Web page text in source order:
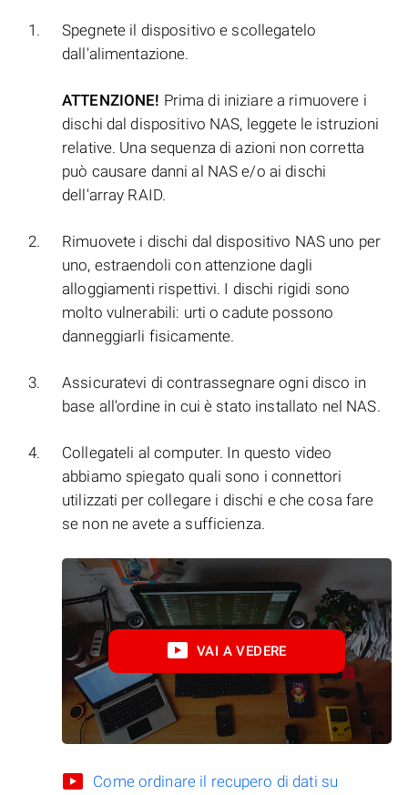
Spegnete il dispositivo e scollegatelo
dall'alimentazione.
ATTENZIONE! Prima di iniziare a rimuovere i
dischi dal dispositivo NAS, leggete le istruzioni
relative. Una sequenza di azioni non corretta
può causare danni al NAS e/o ai dischi
dell'array RAID.
Rimuovete i dischi dal dispositivo NAS uno per
uno, estraendoli con attenzione dagli
alloggiamenti rispettivi. I dischi rigidi sono
molto vulnerabili: urti o cadute possono
danneggiarli fisicamente.
Assicuratevi di contrassegnare ogni disco in
base all'ordine in cui è stato installato nel NAS.
Collegateli al computer. In questo video
abbiamo spiegato quali sono i connettori
utilizzati per collegare i dischi e che cosa fare
se non ne avete a sufficienza.
VAI A VEDERE
Come ordinare il recupero di dati su